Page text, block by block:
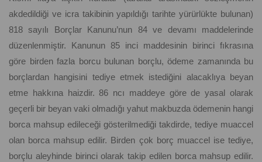
akdedildiği ve icra takibinin yapıldığı tarihte yürürlükte bulunan)
818 sayılı Borçlar Kanunu’nun 84 ve devamı maddelerinde
düzenlenmiştir. Kanunun 85 inci maddesinin birinci fıkrasına
göre birden fazla borcu bulunan borçlu, ödeme zamanında bu
borçlardan hangisini tediye etmek istediğini alacaklıya beyan
etme hakkına haizdir. 86 ncı maddeye göre de yasal olarak
geçerli bir beyan vaki olmadığı yahut makbuzda ödemenin hangi
borca mahsup edileceği gösterilmediği takdirde, tediye muaccel
olan borca mahsup edilir. Birden çok borç muaccel ise tediye,
borçlu aleyhinde birinci olarak takip edilen borca mahsup edilir.